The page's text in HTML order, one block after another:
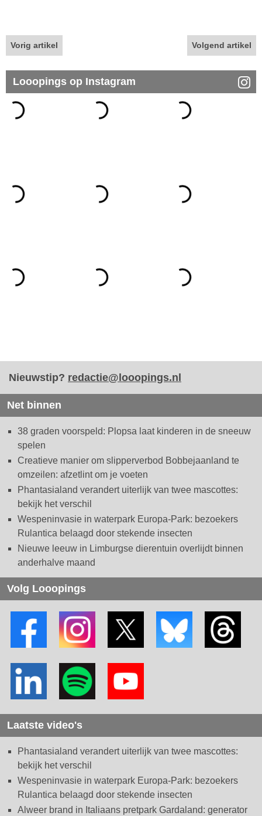
Vorig artikel Volgend artikel
Looopings op Instagram
Nieuwstip? redactie@looopings.nl
Net binnen
38 graden voorspeld: Plopsa laat kinderen in de sneeuw
spelen
Creatieve manier om slipperverbod Bobbejaanland te
omzeilen: afzetlint om je voeten
Phantasialand verandert uiterlijk van twee mascottes:
bekijk het verschil
Wespeninvasie in waterpark Europa-Park: bezoekers
Rulantica belaagd door stekende insecten
Nieuwe leeuw in Limburgse dierentuin overlijdt binnen
anderhalve maand
Volg Looopings
Laatste video's
Phantasialand verandert uiterlijk van twee mascottes:
bekijk het verschil
Wespeninvasie in waterpark Europa-Park: bezoekers
Rulantica belaagd door stekende insecten
Alweer brand in Italiaans pretpark Gardaland: generator